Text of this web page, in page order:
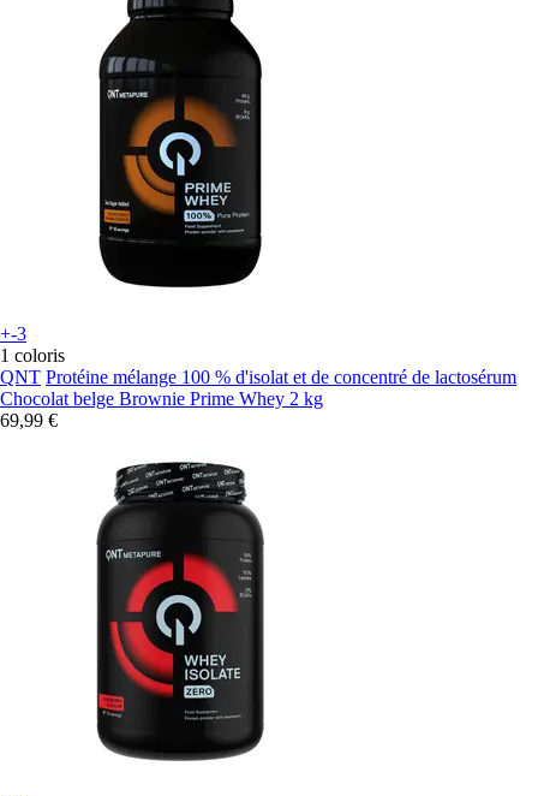
+-3
1 coloris
QNT Protéine mélange 100 % d'isolat et de concentré de lactosérum
Chocolat belge Brownie Prime Whey 2 kg
69,99 €